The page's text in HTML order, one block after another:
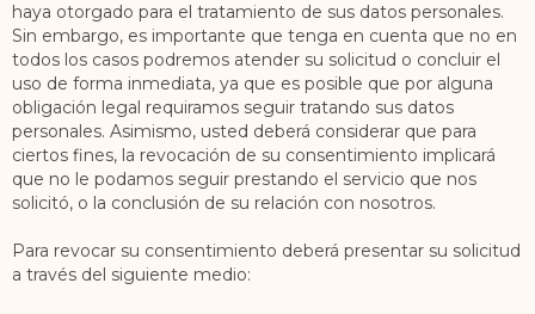
haya otorgado para el tratamiento de sus datos personales.
Sin embargo, es importante que tenga en cuenta que no en
todos los casos podremos atender su solicitud o concluir el
uso de forma inmediata, ya que es posible que por alguna
obligación legal requiramos seguir tratando sus datos
personales. Asimismo, usted deberá considerar que para
ciertos fines, la revocación de su consentimiento implicará
que no le podamos seguir prestando el servicio que nos
solicitó, o la conclusión de su relación con nosotros.
Para revocar su consentimiento deberá presentar su solicitud
a través del siguiente medio: